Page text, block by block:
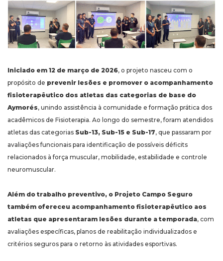
Iniciado em 12 de março de 2026, o projeto nasceu com o
propósito de prevenir lesões e promover o acompanhamento
fisioterapêutico dos atletas das categorias de base do
Aymorés, unindo assistência à comunidade e formação prática dos
acadêmicos de Fisioterapia. Ao longo do semestre, foram atendidos
atletas das categorias Sub-13, Sub-15 e Sub-17, que passaram por
avaliações funcionais para identificação de possíveis déficits
relacionados à força muscular, mobilidade, estabilidade e controle
neuromuscular.
Além do trabalho preventivo, o Projeto Campo Seguro
também ofereceu acompanhamento fisioterapêutico aos
atletas que apresentaram lesões durante a temporada, com
avaliações específicas, planos de reabilitação individualizados e
critérios seguros para o retorno às atividades esportivas.